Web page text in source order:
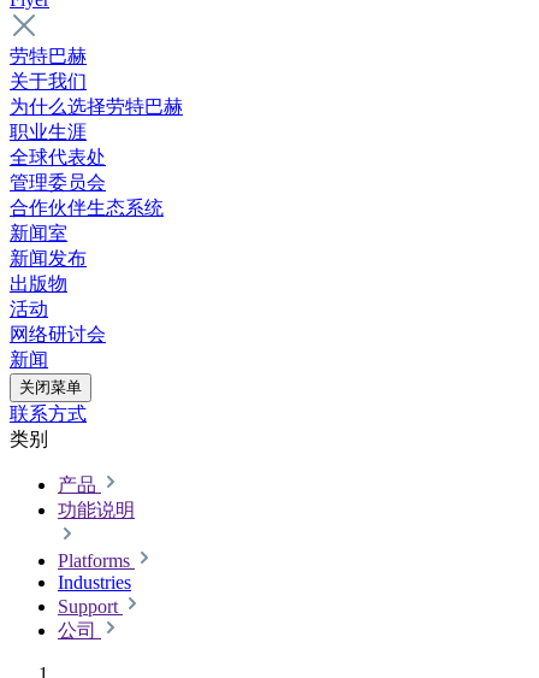
劳特巴赫
关于我们
为什么选择劳特巴赫
职业生涯
全球代表处
管理委员会
合作伙伴生态系统
新闻室
新闻发布
出版物
活动
网络研讨会
新闻
关闭菜单
联系方式
类别
产品
功能说明
Platforms
Industries
Support
公司